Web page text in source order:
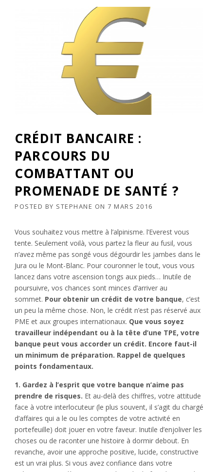
CRÉDIT BANCAIRE :
PARCOURS DU
COMBATTANT OU
PROMENADE DE SANTÉ ?
POSTED BY STEPHANE ON 7 MARS 2016
Vous souhaitez vous mettre à l’alpinisme. l’Everest vous
tente. Seulement voilà, vous partez la fleur au fusil, vous
n’avez même pas songé vous dégourdir les jambes dans le
Jura ou le Mont-Blanc. Pour couronner le tout, vous vous
lancez dans votre ascension tongs aux pieds… Inutile de
poursuivre, vos chances sont minces d’arriver au
sommet. Pour obtenir un crédit de votre banque, c’est
un peu la même chose. Non, le crédit n’est pas réservé aux
PME et aux groupes internationaux. Que vous soyez
travailleur indépendant ou à la tête d’une TPE, votre
banque peut vous accorder un crédit. Encore faut-il
un minimum de préparation. Rappel de quelques
points fondamentaux.
1. Gardez à l’esprit que votre banque n’aime pas
prendre de risques. Et au-delà des chiffres, votre attitude
face à votre interlocuteur (le plus souvent, il s’agit du chargé
d’affaires qui a le ou les comptes de votre activité en
portefeuille) doit jouer en votre faveur. Inutile d’enjoliver les
choses ou de raconter une histoire à dormir debout. En
revanche, avoir une approche positive, lucide, constructive
est un vrai plus. Si vous avez confiance dans votre